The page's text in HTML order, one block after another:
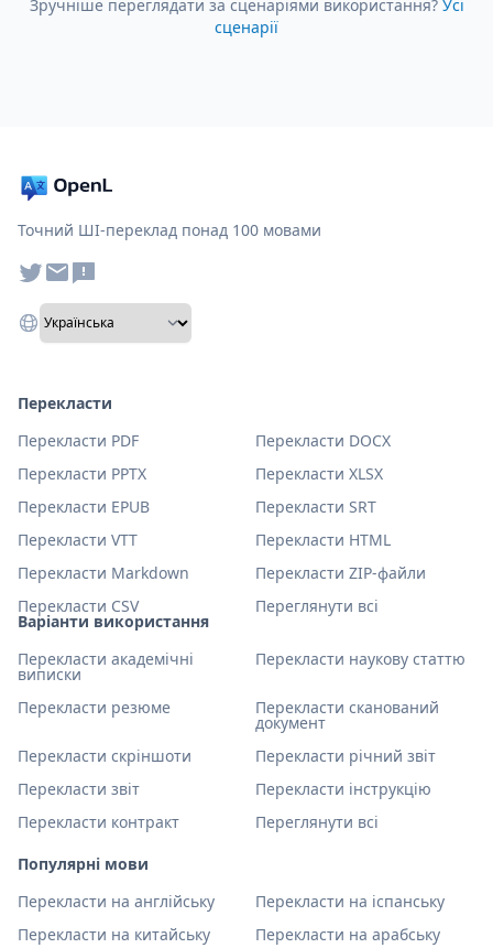
Зручніше переглядати за сценаріями використання? Усі
сценарії
Точний ШІ-переклад понад 100 мовами
Варіанти використання
Перекласти академічні
виписки
Перекласти наукову статтю
Перекласти резюме Перекласти сканований
документ
Перекласти скріншоти
Перекласти річний звіт
Перекласти звіт
Перекласти інструкцію
Перекласти контракт
Переглянути всі
Популярні мови
Перекласти на англійську
Перекласти на іспанську
Перекласти на китайську
Перекласти на арабську
Перекласти
Перекласти PDF
Перекласти DOCX
Перекласти PPTX
Перекласти XLSX
Перекласти EPUB
Перекласти SRT
Перекласти VTT
Перекласти HTML
Перекласти Markdown
Перекласти ZIP-файли
Перекласти CSV
Переглянути всі